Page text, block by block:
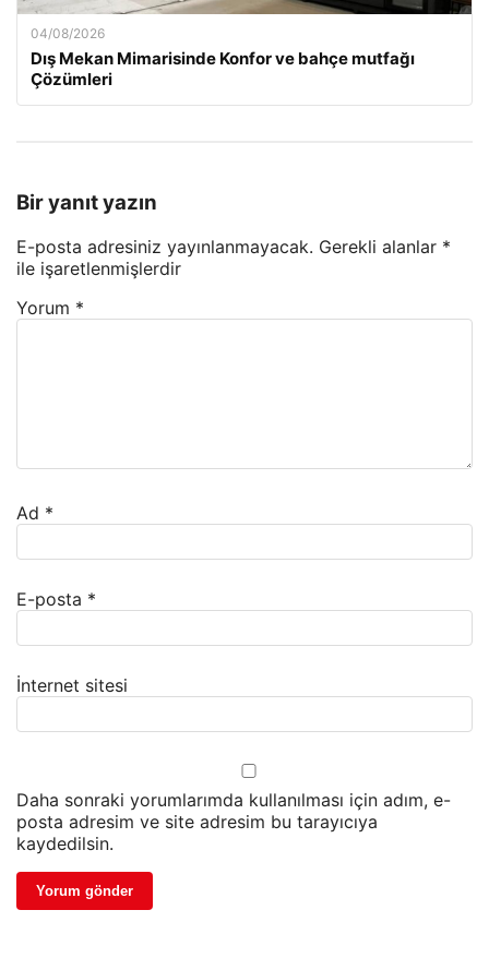
04/08/2026
Dış Mekan Mimarisinde Konfor ve bahçe mutfağı
Çözümleri
Bir yanıt yazın
E-posta adresiniz yayınlanmayacak. Gerekli alanlar *
ile işaretlenmişlerdir
Yorum *
Ad *
E-posta *
İnternet sitesi
Daha sonraki yorumlarımda kullanılması için adım, e-
posta adresim ve site adresim bu tarayıcıya
kaydedilsin.